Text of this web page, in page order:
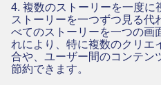
4. 複数のストーリーを一度に
ストーリーを一つずつ見る代
べてのストーリーを一つの画
れにより、特に複数のクリエ
合や、ユーザー間のコンテン
節約できます。